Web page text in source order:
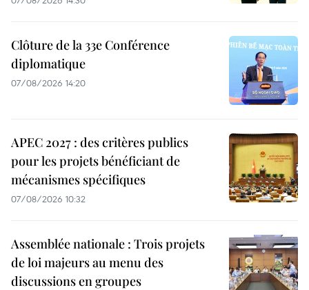
Clôture de la 33e Conférence
diplomatique
07/08/2026 14:20
APEC 2027 : des critères publics
pour les projets bénéficiant de
mécanismes spécifiques
07/08/2026 10:32
Assemblée nationale : Trois projets
de loi majeurs au menu des
discussions en groupes